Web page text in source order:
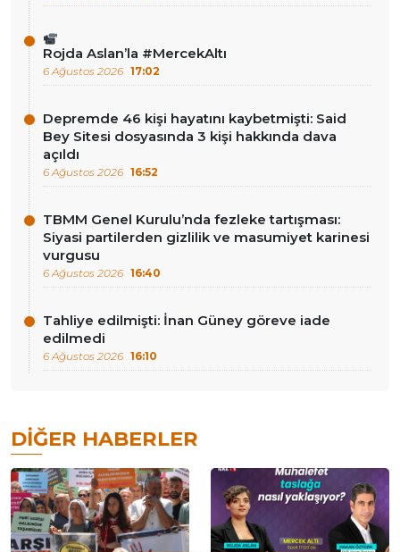
Rojda Aslan’la #MercekAltı
6 Ağustos 2026 17:02
Depremde 46 kişi hayatını kaybetmişti: Said
Bey Sitesi dosyasında 3 kişi hakkında dava
açıldı
6 Ağustos 2026 16:52
TBMM Genel Kurulu’nda fezleke tartışması:
Siyasi partilerden gizlilik ve masumiyet karinesi
vurgusu
6 Ağustos 2026 16:40
Tahliye edilmişti: İnan Güney göreve iade
edilmedi
6 Ağustos 2026 16:10
DIĞER HABERLER